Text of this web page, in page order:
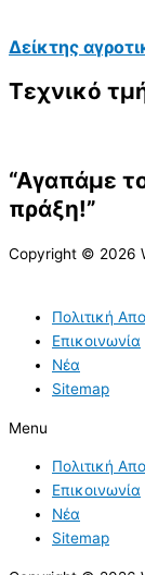
Δείκτης
Τεχνικό
“Αγαπάμε
πράξη!”
Copyright © 2026
Πολιτική
Επικοινωνία
Νέα
Sitemap
Menu
Πολιτική
Επικοινωνία
Νέα
Sitemap